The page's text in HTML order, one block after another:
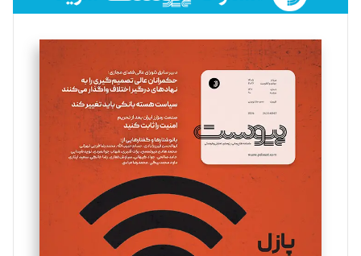
فائزه فتحی رستمی
تحریریه
سروش کرمیان
تحریریه
مینا پاکدل
یسنا امان‌پور